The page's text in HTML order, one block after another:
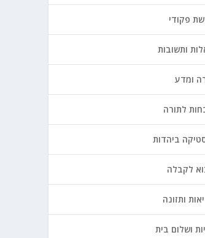
פקודי
ותשובות
ומדע
לתורה
ביהדות
לקבלה
ותזונה
ושלום בית